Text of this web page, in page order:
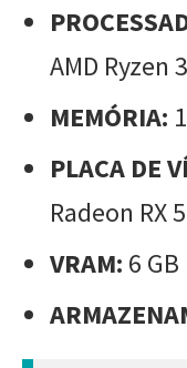
AMD Ryzen
MEMÓRIA:
PLACA DE
Radeon RX
VRAM: 6 GB